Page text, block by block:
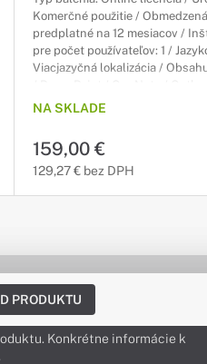
Komerčné použitie /
predplatné na 12 mesiacov /
pre počet používateľov: 1 /
Viacjazyčná lokalizácia /
OneDrive
NA SKLADE
159,00 €
129,27 € bez DPH
PRODUKTU
Konkrétne informácie k